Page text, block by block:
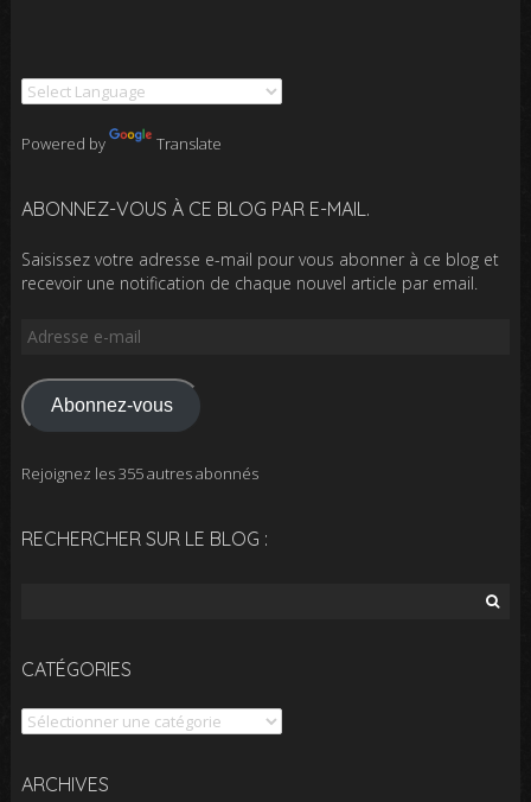
Powered by Translate
ABONNEZ-VOUS À CE BLOG PAR E-MAIL.
Saisissez votre adresse e-mail pour vous abonner à ce blog et
recevoir une notification de chaque nouvel article par email.
Adresse
mail
Abonnez-vous
Rejoignez les 355 autres abonnés
RECHERCHER SUR LE BLOG :
CATÉGORIES
Catégories
ARCHIVES
Archives